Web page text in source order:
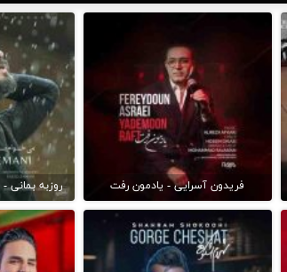
فریدون آسرایی - یادمون رفت روزبه